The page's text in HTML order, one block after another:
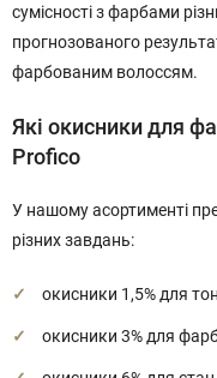
сумісності з фарбами
прогнозованого
фарбованим волоссям.
Які окисники для
Profico
У нашому асортименті
різних завдань:
окисники 1,5% для
окисники 3% для